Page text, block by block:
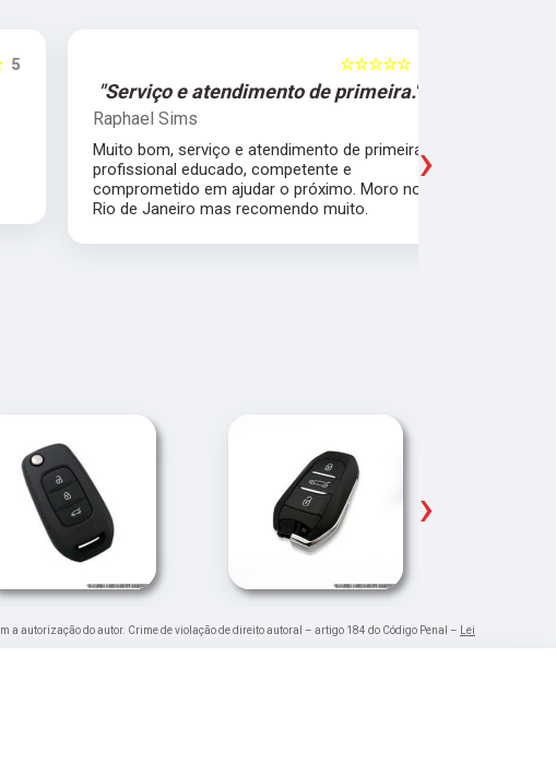
5
☆☆☆☆☆
"Serviço e atendimento de primeira."
Raphael Sims
Muito bom, serviço e atendimento de primeira,
profissional educado, competente e
comprometido em ajudar o próximo. Moro no
Rio de Janeiro mas recomendo muito.
›
›
a autorização do autor. Crime de violação de direito autoral – artigo 184 do Código Penal – Lei